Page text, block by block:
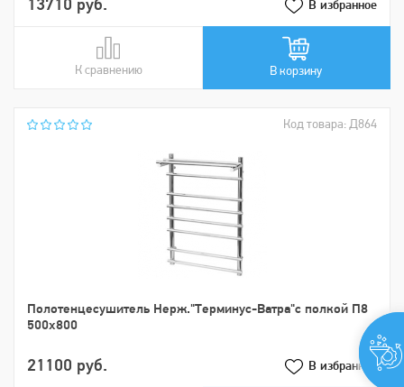
13710 руб. В избранное
К сравнению
В сравнении В корзину
Код товара: Д864
Пoлoтенцеcушитель Нерж."Tерминус-Ватра"с полкой П8
500х800
21100 руб. В избранное